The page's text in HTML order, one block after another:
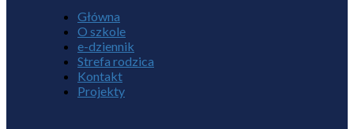
Główna
O szkole
e-dziennik
Strefa rodzica
Kontakt
Projekty